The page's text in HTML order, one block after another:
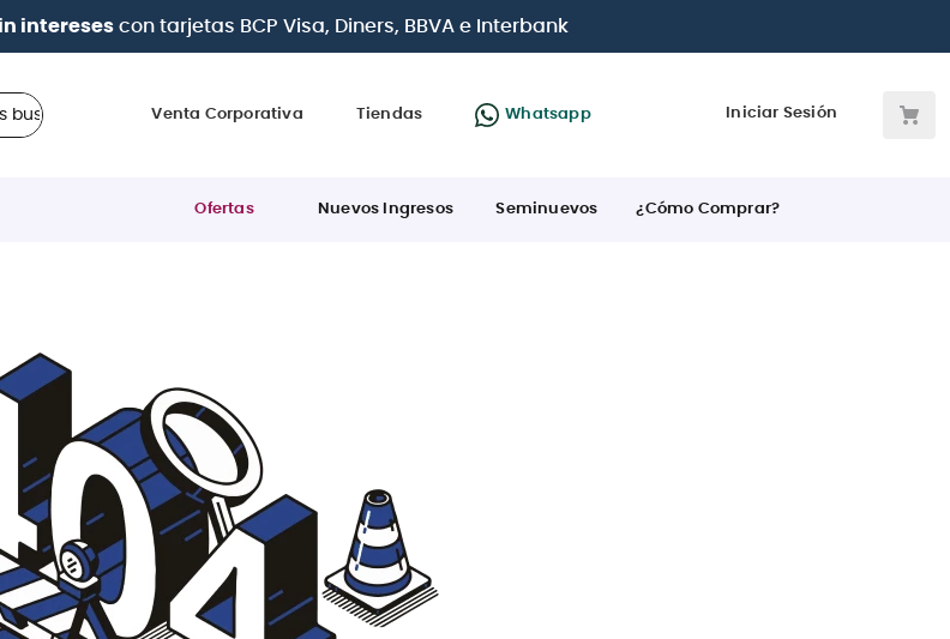
interesescon tarjetas BCP Visa, Diners, BBVA e Interbank
Venta Corporativa Tiendas Whatsapp Iniciar Sesión
Ofertas Nuevos Ingresos Seminuevos ¿Cómo Comprar?